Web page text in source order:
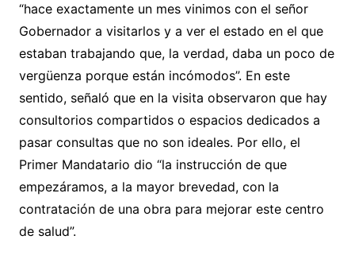
“hace exactamente un mes vinimos con el señor
Gobernador a visitarlos y a ver el estado en el que
estaban trabajando que, la verdad, daba un poco de
vergüenza porque están incómodos”. En este
sentido, señaló que en la visita observaron que hay
consultorios compartidos o espacios dedicados a
pasar consultas que no son ideales. Por ello, el
Primer Mandatario dio “la instrucción de que
empezáramos, a la mayor brevedad, con la
contratación de una obra para mejorar este centro
de salud”.